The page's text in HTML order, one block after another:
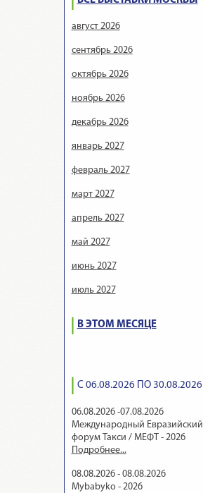
август 2026
сентябрь 2026
октябрь 2026
ноябрь 2026
декабрь 2026
январь 2027
февраль 2027
март 2027
апрель 2027
май 2027
июнь 2027
июль 2027
В ЭТОМ МЕСЯЦЕ
С 06.08.2026 ПО 30.08.2026
06.08.2026 -07.08.2026
Международный Евразийский
форум Такси / МЕФТ - 2026
Подробнее...
08.08.2026 - 08.08.2026
Mybabyko - 2026